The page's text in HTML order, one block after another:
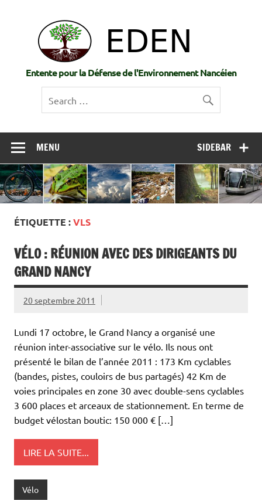
Entente pour la Défense de l'Environnement Nancéien
SIDEBAR
MENU
ÉTIQUETTE :VLS
VÉLO : RÉUNION AVEC DES DIRIGEANTS DU
GRAND NANCY
20 septembre 2011
Lundi 17 octobre, le Grand Nancy a organisé une
réunion inter-associative sur le vélo. Ils nous ont
présenté le bilan de l’année 2011 : 173 Km cyclables
(bandes, pistes, couloirs de bus partagés) 42 Km de
voies principales en zone 30 avec double-sens cyclables
3 600 places et arceaux de stationnement. En terme de
budget vélostan boutic: 150 000 € […]
LIRE LA SUITE...
Vélo